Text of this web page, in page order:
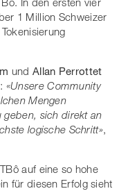
1 Million Schweizer
undAllan Perrottet
«Unsere Community
Mengen
geben, sich direkt an
logische Schritt»,
auf eine so hohe
für diesen Erfolg sieht